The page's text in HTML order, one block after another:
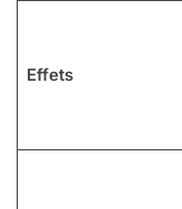
Effets